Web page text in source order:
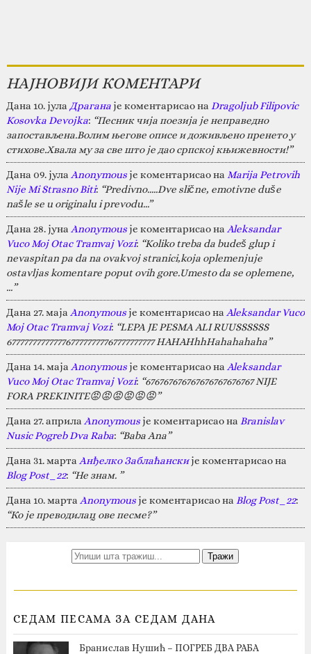
НАЈНОВИЈИ КОМЕНТАРИ
Дана 10. јула Драганаје коментарисао на Dragoljub Filipovic
Kosovka Devojka: “Песник чија поезија је неправедно
запостављена.Волим његове описе и доживљено пренето у
стихове.Хвала му за све што је дао српској књижевности!”
Дана 09. јула Anonymousје коментарисао на Marija Petrovih
Nije Mi Strasno Biti: “Predivno.....Dve slične, emotivne duše
našle se u originalu i prevodu...”
Дана 28. јуна Anonymousје коментарисао на Aleksandar
Vuco Moj Otac Tramvaj Vozi: “Koliko treba da budeš glup i
nevaspitan pa da na ovakvoj stranici,koja oplemenjuje
ostavljas komentare poput ovih gore.Umesto da se oplemene,
…”
Дана 27. маја Anonymousје коментарисао на Aleksandar Vuco
Moj Otac Tramvaj Vozi: “LEPA JE PESMA ALI RUUSSSSSS
67777777777777677777777767777777777 HAHAHhhHahahahaha”
Дана 14. маја Anonymousје коментарисао на Aleksandar
Vuco Moj Otac Tramvaj Vozi: “676767676767676767676767 NIJE
FORA PREKINITE😡😡😡😡😡😡”
Дана 27. априла Anonymousје коментарисао на Branislav
Nusic Pogreb Dva Raba: “Baba Ana”
Дана 31. марта Анђелко Заблаћанскије коментарисао на
Blog Post_22: “Не знам. ”
Дана 10. марта Anonymousје коментарисао на Blog Post_22:
“Ко је преводилац ове песме?”
СЕДАМ ПЕСАМА ЗА СЕДАМ ДАНА
Бранислав Нушић – ПОГРЕБ ДВА РАБА